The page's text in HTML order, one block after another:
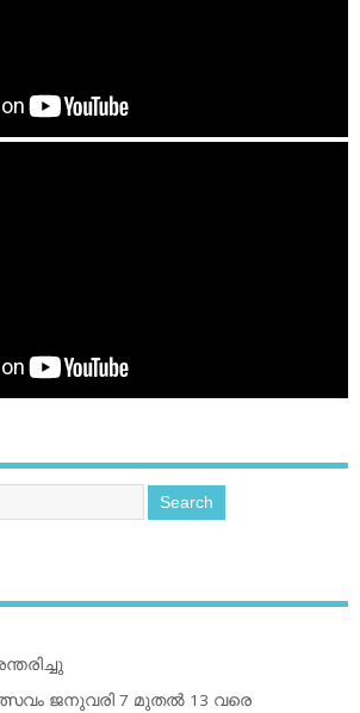
ജനുവരി 7 മുതല്‍ 13 വരെ